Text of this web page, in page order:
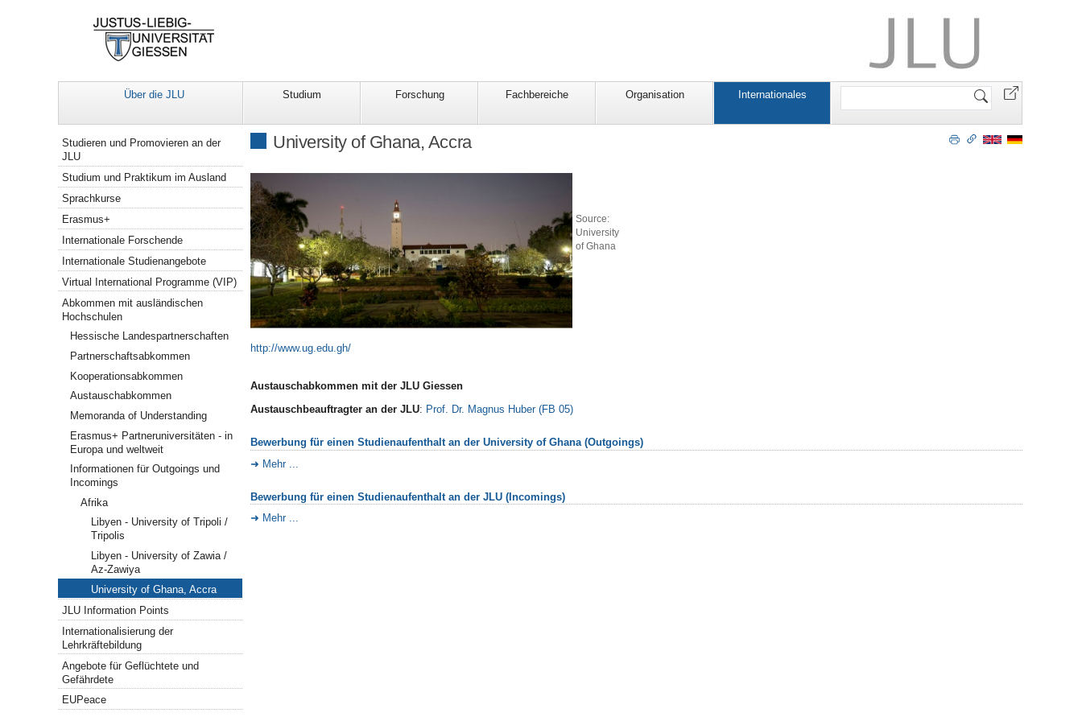
Über die JLU Studium Forschung Fachbereiche Organisation Internationales
Website
University of Ghana, Accra
Source:
University
of Ghana
http://www.ug.edu.gh/
Austauschabkommen mit der JLU Giessen
Austauschbeauftragter an der JLU: Prof. Dr. Magnus Huber (FB 05)
Bewerbung für einen Studienaufenthalt an der University of Ghana (Outgoings)
Mehr ...
Bewerbung für einen Studienaufenthalt an der JLU (Incomings)
Mehr ...
Navigation
Studieren und Promovieren an der
JLU
Studium und Praktikum im Ausland
Sprachkurse
Erasmus+
Internationale Forschende
Internationale Studienangebote
Virtual International Programme (VIP)
Abkommen mit ausländischen
Hochschulen
Hessische Landespartnerschaften
Partnerschaftsabkommen
Kooperationsabkommen
Austauschabkommen
Memoranda of Understanding
Erasmus+ Partneruniversitäten - in
Europa und weltweit
Informationen für Outgoings und
Incomings
Afrika
Libyen - University of Tripoli /
Tripolis
Libyen - University of Zawia /
Az-Zawiya
University of Ghana, Accra
JLU Information Points
Internationalisierung der
Lehrkräftebildung
Angebote für Geflüchtete und
Gefährdete
EUPeace